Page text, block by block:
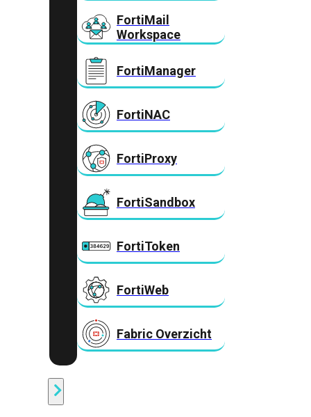
FortiMail
Workspace
FortiManager
FortiNAC
FortiProxy
FortiSandbox
FortiToken
FortiWeb
Fabric Overzicht